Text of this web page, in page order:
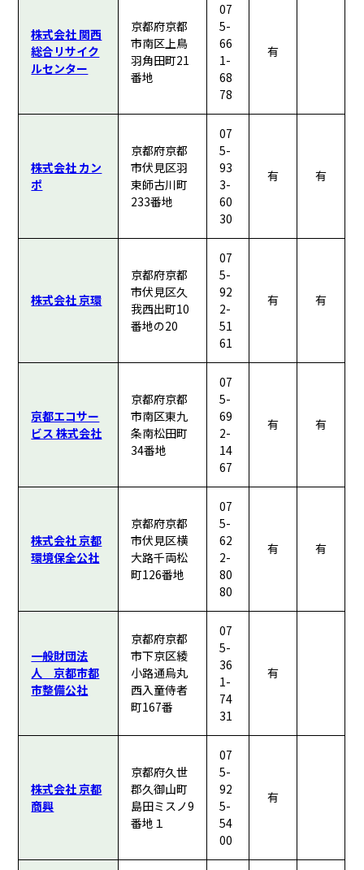
株式会社 関西
総合リサイク
ルセンター
京都府京都
市南区上鳥
羽角田町21
番地
07
5-
66
1-
68
78
有
株式会社 カン
ポ
京都府京都
市伏見区羽
束師古川町
233番地
07
5-
93
3-
60
30
有 有
株式会社 京環
京都府京都
市伏見区久
我西出町10
番地の20
07
5-
92
2-
51
61
有 有
京都エコサー
ビス 株式会社
京都府京都
市南区東九
条南松田町
34番地
07
5-
69
2-
14
67
有 有
株式会社 京都
環境保全公社
京都府京都
市伏見区横
大路千両松
町126番地
07
5-
62
2-
80
80
有 有
一般財団法
人 京都市都
市整備公社
京都府京都
市下京区綾
小路通烏丸
西入童侍者
町167番
07
5-
36
1-
74
31
有
株式会社 京都
商興
京都府久世
郡久御山町
島田ミスノ9
番地１
07
5-
92
5-
54
00
有